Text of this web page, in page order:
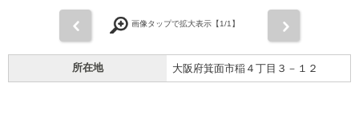
画像タップで拡大表示【1/1】
所在地 大阪府箕面市稲４丁目３－１２